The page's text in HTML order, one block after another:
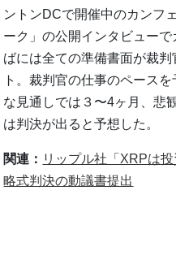
ントンDCで開催中のカンフ
ーク」の公開インタビュー
ばには全ての準備書面が裁
ト。裁判官の仕事のペース
な見通しでは３〜4ヶ月、悲
は判決が出ると予想した。
関連： リップル社「XRPは
略式判決の動議書提出